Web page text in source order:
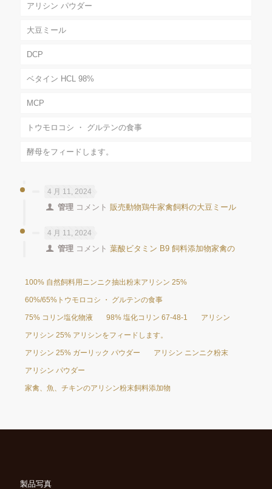
アリシン パウダー
大豆ミール
DCP
ベタイン HCL 98%
MCP
トウモロコシ ・ グルテンの食事
酵母をフィードします。
4 月 11, 2024
管理 コメント 販売動物鶏牛家禽飼料の大豆ミール
4 月 11, 2024
管理 コメント葉酸ビタミン B9 飼料添加物家禽の
100% 自然飼料用ニンニク抽出粉末アリシン 25%
60%/65%トウモロコシ ・ グルテンの食事
75% コリン塩化物液 98% 塩化コリン 67-48-1 アリシン
アリシン 25% アリシンをフィードします。
アリシン 25% ガーリック パウダー アリシン ニンニク粉末
アリシン パウダー
家禽、魚、チキンのアリシン粉末飼料添加物
製品写真